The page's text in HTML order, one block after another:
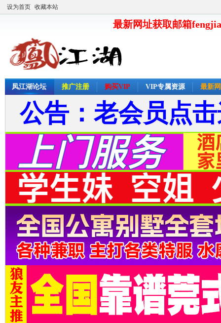
设为首页 收藏本站
最新网址获取邮箱
凤江湖论坛 推广注册 购买VIP VIP专属资源 最新
公告：老会员点